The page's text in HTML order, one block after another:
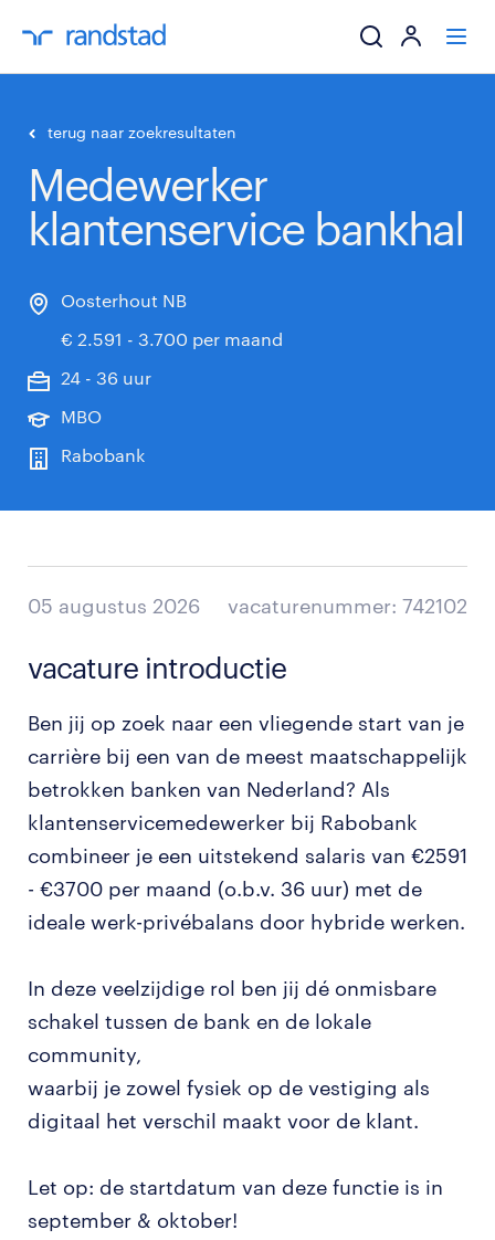
mijn carrière
terug naar zoekresultaten
Medewerker
klantenservice bankhal
Oosterhout NB
€ 2.591 - 3.700 per maand
24 - 36 uur
MBO
Rabobank
05 augustus 2026 vacaturenummer: 742102
vacature introductie
Ben jij op zoek naar een vliegende start van je
carrière bij een van de meest maatschappelijk
betrokken banken van Nederland? Als
klantenservicemedewerker bij Rabobank
combineer je een uitstekend salaris van €2591
- €3700 per maand (o.b.v. 36 uur) met de
ideale werk-privébalans door hybride werken.
In deze veelzijdige rol ben jij dé onmisbare
schakel tussen de bank en de lokale
community,
waarbij je zowel fysiek op de vestiging als
digitaal het verschil maakt voor de klant.
Let op: de startdatum van deze functie is in
september & oktober!